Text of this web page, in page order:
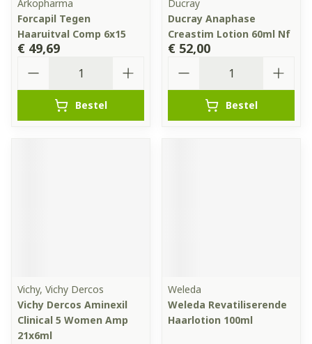
Arkopharma
Forcapil Tegen
Haaruitval Comp 6x15
€ 49,69
Bestel
Ducray
Ducray Anaphase
Creastim Lotion 60ml Nf
€ 52,00
Bestel
Vichy, Vichy Dercos
Vichy Dercos Aminexil
Clinical 5 Women Amp
21x6ml
Weleda
Weleda Revatiliserende
Haarlotion 100ml